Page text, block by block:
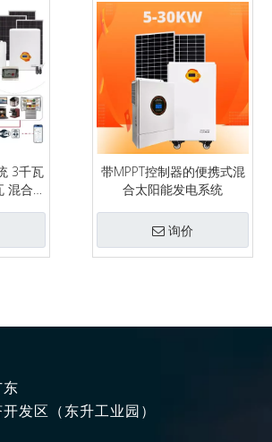
3千瓦
合式
带MPPT控制器的便携式混
合太阳能发电系统
询价
东
发区（东升工业园）